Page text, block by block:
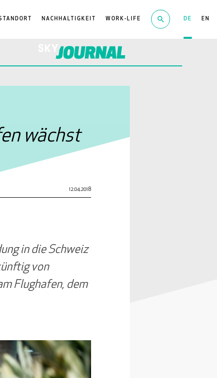
NACHHALTIGKEIT WORK-LIFE DE EN
wächst
12.04.2018
in die Schweiz
von
Flughafen, dem